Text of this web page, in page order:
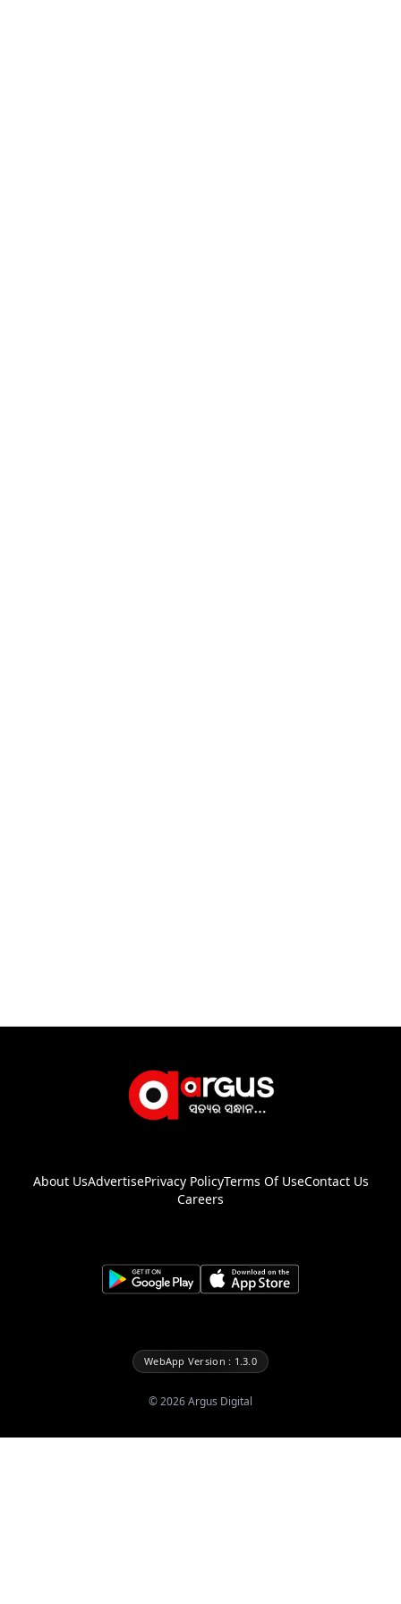
About UsAdvertisePrivacy PolicyTerms Of UseContact Us
Careers
WebApp Version : 1.3.0
©2026Argus Digital